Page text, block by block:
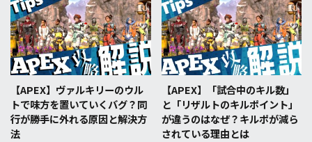
【APEX】ヴァルキリーのウル
トで味方を置いていくバグ？同
行が勝手に外れる原因と解決方
法
【APEX】「試合中のキル数」
と「リザルトのキルポイント」
が違うのはなぜ？キルポが減ら
されている理由とは